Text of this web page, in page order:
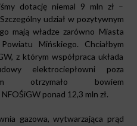
dotację niemal 9 mln zł –
udział w pozytywnym
mają władze zarówno Miasta
Mińskiego. Chciałbym
z którym współpraca układa
elektrociepłowni poza
otrzymało bowiem
ponad 12,3 mln zł.
gazowa, wytwarzająca prąd